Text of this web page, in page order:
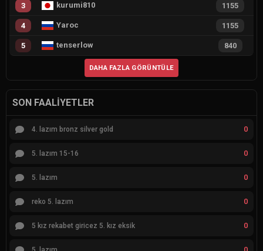
3 kurumi810 1155
4 Yaroc 1155
5 tenserlow 840
DAHA FAZLA GÖRÜNTÜLE
SON FAALIYETLER
4. lazım bronz silver gold 0
5. lazım 15-16 0
5. lazım 0
reko 5. lazım 0
5 kız rekabet giricez 5. kız eksik 0